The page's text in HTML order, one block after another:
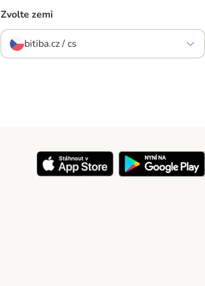
Zvolte zemi
bitiba.cz / cs